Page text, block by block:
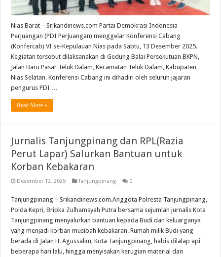
Nias Barat – Srikandinews.com Partai Demokrasi Indonesia
Perjuangan (PDI Perjuangan) menggelar Konferensi Cabang
(Konfercab) VI se-Kepulauan Nias pada Sabtu, 13 Desember 2025.
Kegiatan tersebut dilaksanakan di Gedung Balai Persekutuan BKPN,
Jalan Baru Pasar Teluk Dalam, Kecamatan Teluk Dalam, Kabupaten
Nias Selatan. Konferensi Cabang ini dihadiri oleh seluruh jajaran
pengurus PDI …
Read More »
Jurnalis Tanjungpinang dan RPL(Razia
Perut Lapar) Salurkan Bantuan untuk
Korban Kebakaran
Desember 12, 2025 Tanjungpinang 0
Tanjungpinang – Srikandinews.com.Anggota Polresta Tanjungpinang,
Polda Kepri, Bripka Zulhamsyah Putra bersama sejumlah jurnalis Kota
Tanjungpinang menyalurkan bantuan kepada Budi dan keluarganya
yang menjadi korban musibah kebakaran. Rumah milik Budi yang
berada di Jalan H. Agussalim, Kota Tanjungpinang, habis dilalap api
beberapa hari lalu, hingga menyisakan kerugian material dan